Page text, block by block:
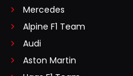
Mercedes
Alpine F1 Team
Audi
Aston Martin